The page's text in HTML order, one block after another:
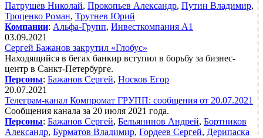
Патрушев Николай, Прокопьев Александр, Путин Владимир,
Троценко Роман, Трутнев Юрий
Компании: Альфа-Групп, Инвесткомпания А1
03.09.2021
Сергей Бажанов закрутил «Глобус»
Находящийся в бегах банкир вступил в борьбу за бизнес-
центр в Санкт-Петербурге.
Персоны: Бажанов Сергей, Носков Егор
20.07.2021
Телеграм-канал Компромат ГРУПП: сообщения от 20.07.2021
Сообщения канала за 20 июля 2021 года.
Персоны: Бажанов Сергей, Бельянинов Андрей, Бортников
Александр, Бурматов Владимир, Гордеев Сергей, Дерипаска